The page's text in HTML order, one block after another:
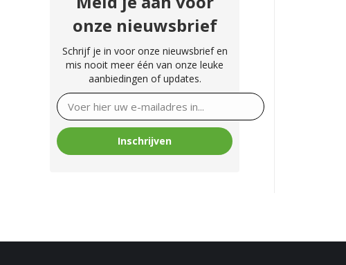
onze nieuwsbrief
Schrijf je in voor onze nieuwsbrief en
mis nooit meer één van onze leuke
aanbiedingen of updates.